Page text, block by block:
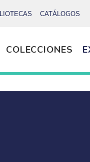
CATÁLOGOS
COLECCIONES